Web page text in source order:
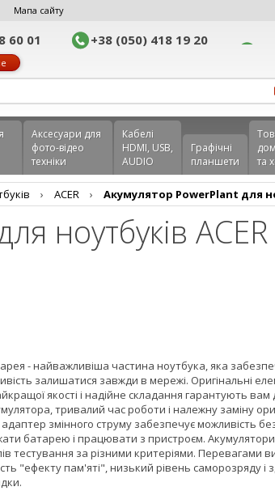
Мапа сайту
60 01 +38 (050) 418 19 20
Аксесуари для
фото-відео
техніки
Кабелі
HDMI, USB,
AUDIO
Графічні
планшети
та
› ACER › Акумулятор PowerPlant для
ноутбуків ACER
- найважливіша частина ноутбука, яка
залишатися завжди в мережі. Оригінальні
якості і надійне складання гарантують
тривалий час роботи і належну заміну
змінного струму забезпечує можливість
батарею і працювати з пристроєм.
тестування за різними критеріями. Перевагами
"ефекту пам'яті", низький рівень саморозряду і